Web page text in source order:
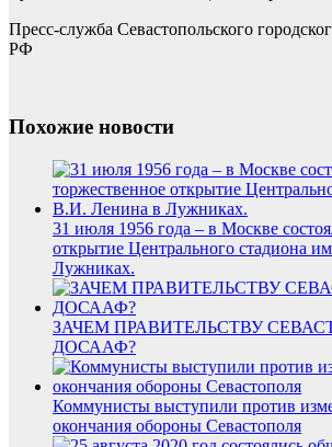
Пресс-служба Севастопольского
РФ
Похожие новости
31 июля 1956 года – в Москве
открытие Центрального стадиона
Лужниках.
ЗАЧЕМ ПРАВИТЕЛЬСТВУ
ДОСААФ?
Коммунисты выступили против
окончания обороны Севастополя